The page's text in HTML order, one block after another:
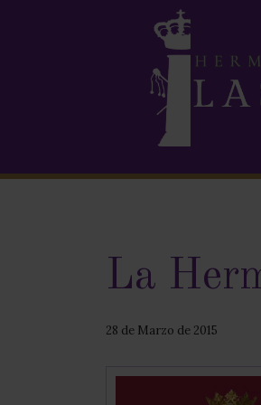
La
28 de Marzo de 2015